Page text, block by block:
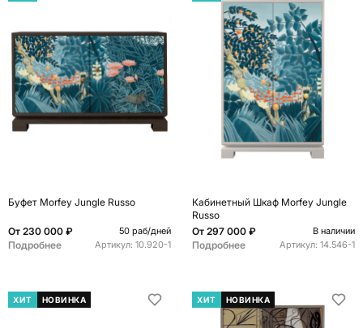
Буфет Morfey Jungle Russo
От 230 000 ₽ 50 раб/дней
Подробнее Артикул: 10.920-1
Кабинетный Шкаф Morfey Jungle
Russo
От 297 000 ₽ В наличии
Подробнее Артикул: 14.546-1
ХИТ НОВИНКА ХИТ НОВИНКА